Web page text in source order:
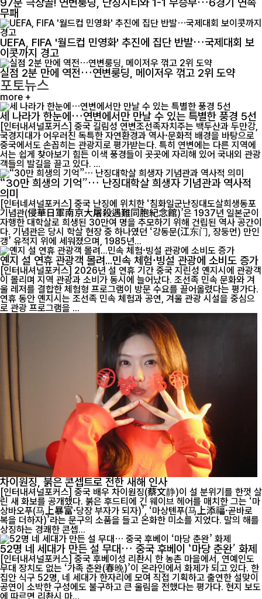
97분 극장골! 연변룽딩, 난징시티와 1-1 무승부…6경기 연속
무패
UEFA, FIFA '월드컵 민영화' 추진에 집단 반발…국제대회 보
이콧까지 경고
실점 2분 만에 역전…연변룽딩, 메이저우 꺾고 2위 도약
포토뉴스
more +
세 나라가 한눈에…연변에서만 만날 수 있는 특별한 풍경 5선
[인터내셔널포커스] 중국 길림성 연변조선족자치주는 백두산과 두만강,
국경지대가 어우러진 독특한 자연환경과 역사·문화적 배경을 바탕으로
중국에서도 손꼽히는 관광지로 평가받는다. 특히 연변에는 다른 지역에
서는 쉽게 찾아보기 힘든 이색 풍경들이 곳곳에 자리해 있어 국내외 관광
객들의 발길을 끌고 있다. ...
“30만 희생의 기억”… 난징대학살 희생자 기념관과 역사적
의미
[인터네셔널포커스] 중국 난징에 위치한 ‘침화일군난징대도살희생동포
기념관(侵華日軍南京大屠殺遇難同胞紀念館)’은 1937년 일본군이
자행한 대학살로 희생된 30만여 명을 추모하기 위해 건립된 역사 공간이
다. 기념관은 당시 학살 현장 중 하나였던 ‘강동문(江东门, 장둥먼) 만인
갱’ 유적지 위에 세워졌으며, 1985년...
옌지 설 연휴 관광객 몰려...민속 체험·빙설 관광에 소비도 증가
[인터내셔널포커스] 2026년 설 연휴 기간 중국 지린성 옌지시에 관광객
이 몰리며 지역 관광과 소비가 동시에 늘어났다. 조선족 민속 문화와 겨
울 레저를 결합한 체험형 프로그램이 방문 수요를 끌어올렸다는 평가다.
연휴 동안 옌지시는 조선족 민속 체험과 공연, 겨울 관광 시설을 중심으
로 관광 프로그램을 ...
차이원징, 붉은 콘셉트로 전한 새해 인사
[인터내셔널포커스] 중국 배우 차이원징(蔡文静)이 설 분위기를 한껏 살
린 새 화보를 공개했다. 붉은 후드티에 긴 웨이브 헤어를 매치한 그는 ‘마
상바오푸(马上暴富·당장 부자가 되자)’, ‘마상톈푸(马上添福·곧바로
복을 더하자)’라는 문구의 소품을 들고 온화한 미소를 지었다. 말의 해를
상징하는 경쾌한 콘셉...
52명 네 세대가 만든 설 무대… 중국 후베이 ‘마당 춘완’ 화제
[인터내셔널포커스] 중국 후베이성 리촨시 한 농촌 마을에서, 연예인도
무대 장치도 없는 ‘가족 춘완(春晚)’이 온라인에서 화제가 되고 있다. 한
집안 식구 52명, 네 세대가 한자리에 모여 직접 기획하고 출연한 설맞이
공연이 소박한 구성에도 불구하고 큰 울림을 전했다는 평가다. 현지 보도
에 따르면 리촨시 마...